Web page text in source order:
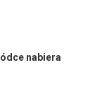
nabiera